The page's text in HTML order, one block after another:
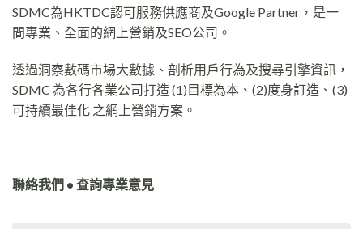
SDMC為HKTDC認可服務供應商及Google Partner，是一
間專業、全面的網上營銷及SEO公司。
透過洞察數碼市場大數據、剖析用戶行為及搜尋引擎資訊，
SDMC 為各行各業公司打造 (1)目標為本、(2)度身訂造、(3)
可持續最佳化 之網上營銷方案。
聯絡我們 • 查詢專業意見